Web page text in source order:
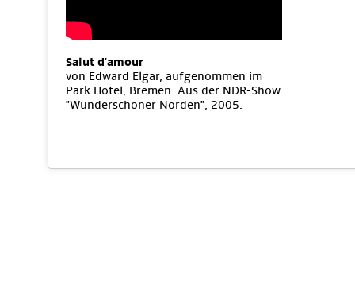
Salut d'amour
von Edward Elgar, aufgenommen im
Park Hotel, Bremen. Aus der NDR-Show
"Wunderschöner Norden", 2005.